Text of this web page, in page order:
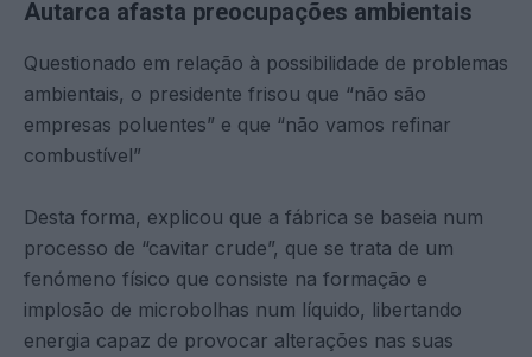
Autarca afasta preocupações ambientais
Questionado em relação à possibilidade de problemas
ambientais, o presidente frisou que “não são
empresas poluentes” e que “não vamos refinar
combustível”
Desta forma, explicou que a fábrica se baseia num
processo de “cavitar crude”, que se trata de um
fenómeno físico que consiste na formação e
implosão de microbolhas num líquido, libertando
energia capaz de provocar alterações nas suas